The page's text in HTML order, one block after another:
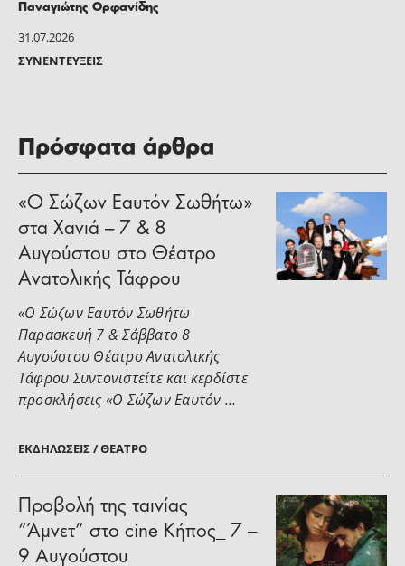
31.07.2026
ΣΥΝΕΝΤΕΎΞΕΙΣ
Παναγιώτης Ορφανίδης
Πρόσφατα άρθρα
ΕΚΔΗΛΏΣΕΙΣ / ΘΈΑΤΡΟ
«Ο Σώζων Εαυτόν Σωθήτω»
στα Χανιά – 7 & 8
Αυγούστου στο Θέατρο
Ανατολικής Τάφρου
«Ο Σώζων Εαυτόν Σωθήτω
Παρασκευή 7 & Σάββατο 8
Αυγούστου Θέατρο Ανατολικής
Τάφρου Συντονιστείτε και κερδίστε
προσκλήσεις «Ο Σώζων Εαυτόν …
Προβολή της ταινίας
“Άμνετ” στο cine Κήπος_ 7 –
9 Αυγούστου